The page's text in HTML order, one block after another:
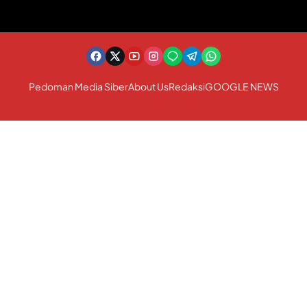
Pedoman Media SiberAbout UsRedaksiGOOGLE NEWS